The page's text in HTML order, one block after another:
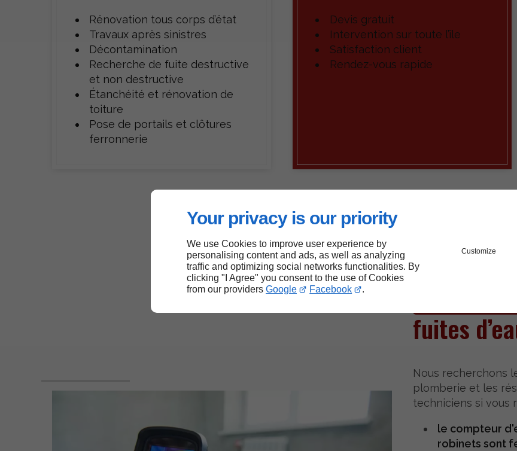
Your privacy is our priority
We use Cookies to improve user experience by
personalising content and ads, as well as analyzing
traffic and optimizing social networks functionalities. By
clicking "I Agree" you consent to the use of Cookies
from our providers Google Facebook .
Customize
Rénovation tous corps d’état
Travaux après sinistres
Décontamination
Recherche de fuite destructive
et non destructive
Étanchéité et rénovation de
toiture
Pose de portails et clôtures
ferronnerie
Devis gratuit
Intervention sur toute l’île
Satisfaction client
Rendez-vous rapide
fuites
Nous recherchons
plomberie et les
techniciens si vous
le compteur
robinets sont